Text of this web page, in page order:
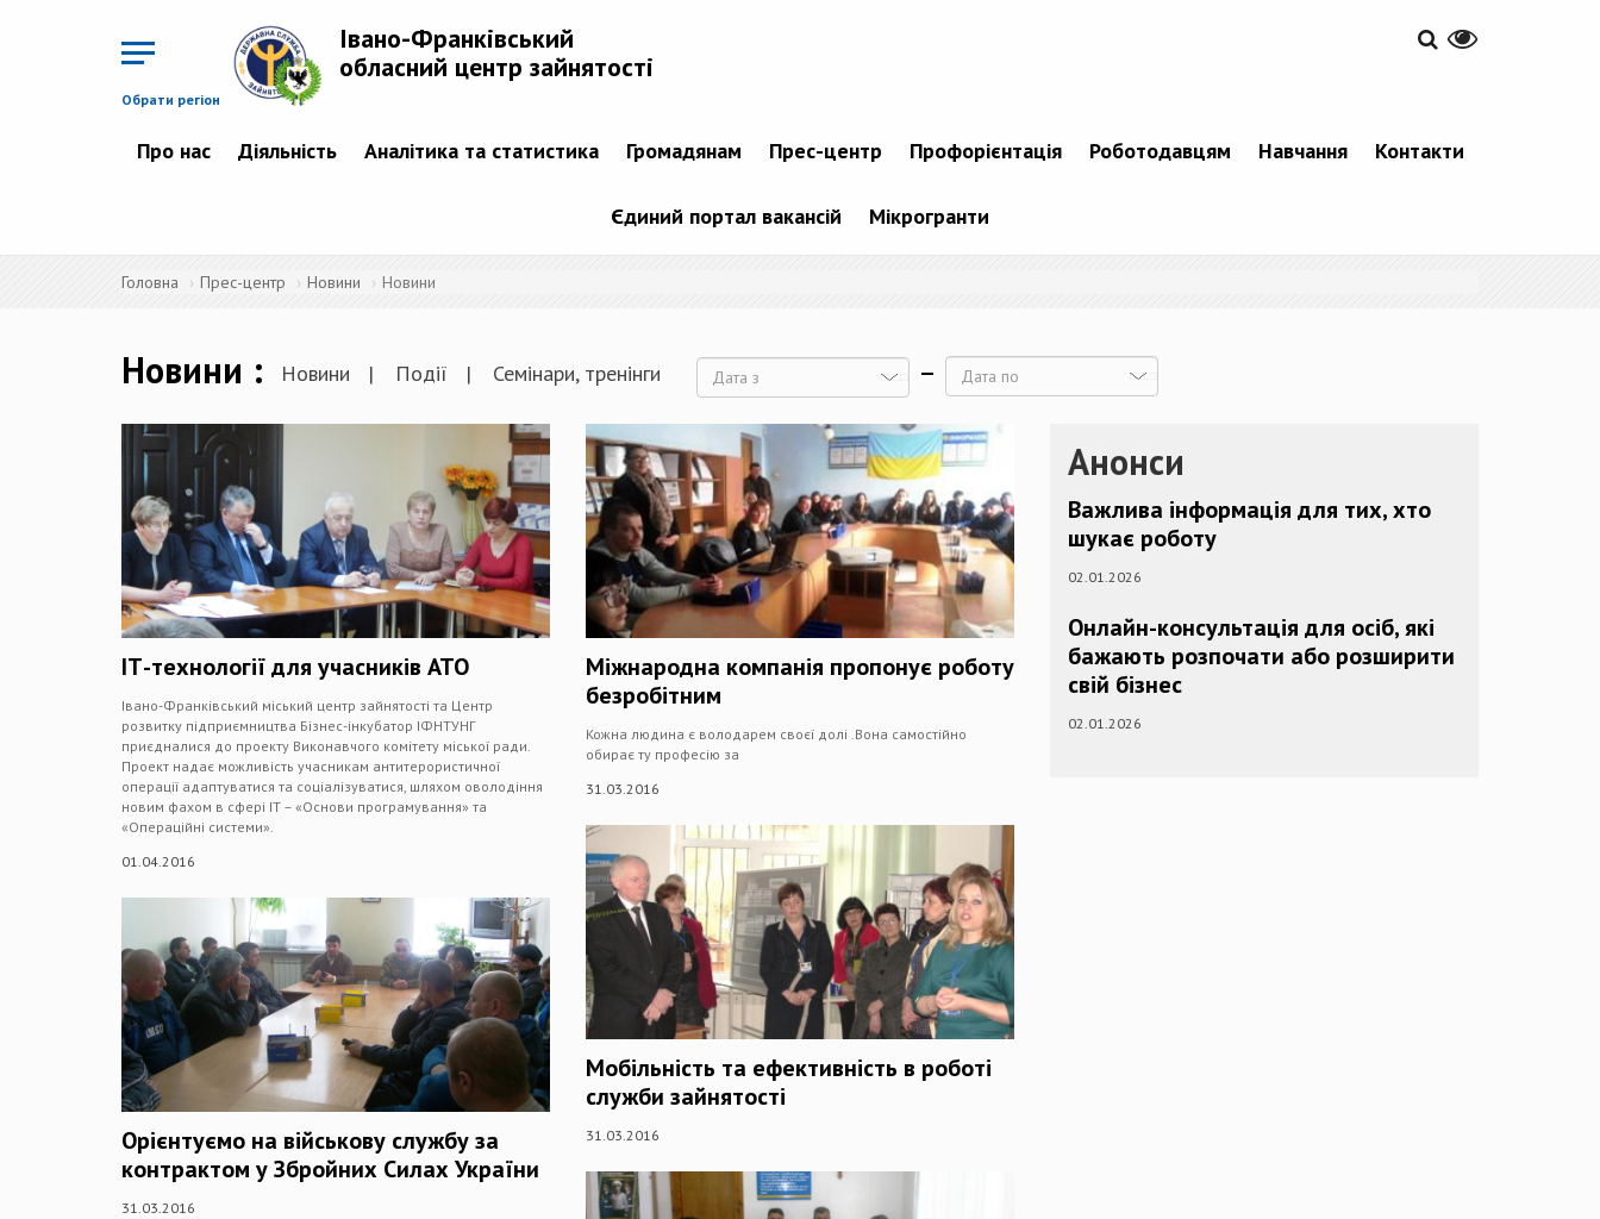
Обрати регіон
Івано-Франківський
обласний центр зайнятості
Про нас Діяльність Аналітика та статистика Громадянам Прес-центр Профорієнтація Роботодавцям Навчання Контакти
Єдиний портал вакансій Мікрогранти
Головна Прес-центр Новини Новини
Новини Новини Події Семінари, тренінги
ІТ-технології для учасників АТО
Івано-Франківський міський центр зайнятості та Центр
розвитку підприємництва Бізнес-інкубатор ІФНТУНГ
приєдналися до проекту Виконавчого комітету міської ради.
Проект надає можливість учасникам антитерористичної
операції адаптуватися та соціалізуватися, шляхом оволодіння
новим фахом в сфері ІТ – «Основи програмування» та
«Операційні системи».
01.04.2016
Орієнтуємо на військову службу за
контрактом у Збройних Силах України
31.03.2016
Міжнародна компанія пропонує роботу
безробітним
Кожна людина є володарем своєї долі .Вона самостійно
обирає ту професію за
31.03.2016
Мобільність та ефективність в роботі
служби зайнятості
31.03.2016
Анонси
Важлива інформація для тих, хто
шукає роботу
02.01.2026
Онлайн-консультація для осіб, які
бажають розпочати або розширити
свій бізнес
02.01.2026